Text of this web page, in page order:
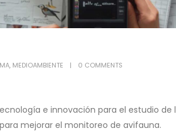
, MEDIOAMBIENTE 0 COMMENTS
e innovación para el estudio de
mejorar el monitoreo de avifauna.